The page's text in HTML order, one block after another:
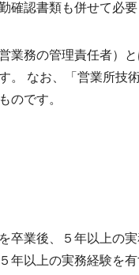
確認書類も併せて必要
業務の管理責任者）
。 なお、「営業所技
のです。
卒業後、５年以上の
年以上の実務経験を有